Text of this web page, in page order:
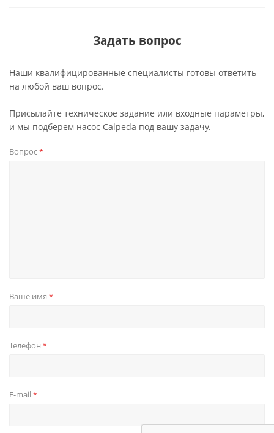
Задать вопрос
Наши квалифицированные специалисты готовы ответить
на любой ваш вопрос.
Присылайте техническое задание или входные параметры,
и мы подберем насос Calpeda под вашу задачу.
Вопрос*
Ваше имя *
Телефон *
E-mail *